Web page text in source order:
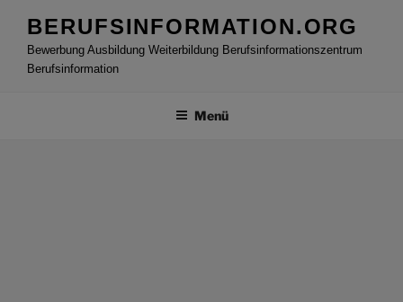
Inhalt
springen
BERUFSINFORMATION.ORG
Bewerbung Ausbildung Weiterbildung Berufsinformationszentrum
Berufsinformation
Menü